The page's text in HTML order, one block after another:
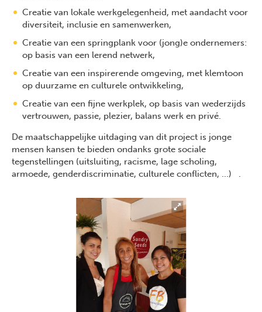
Creatie van lokale werkgelegenheid, met aandacht voor
diversiteit, inclusie en samenwerken,
Creatie van een springplank voor (jong)e ondernemers:
op basis van een lerend netwerk,
Creatie van een inspirerende omgeving, met klemtoon
op duurzame en culturele ontwikkeling,
Creatie van een fijne werkplek, op basis van wederzijds
vertrouwen, passie, plezier, balans werk en privé.
De maatschappelijke uitdaging van dit project is jonge
mensen kansen te bieden ondanks grote sociale
tegenstellingen (uitsluiting, racisme, lage scholing,
armoede, genderdiscriminatie, culturele conflicten, ...) .